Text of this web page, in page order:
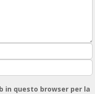
in questo browser per la